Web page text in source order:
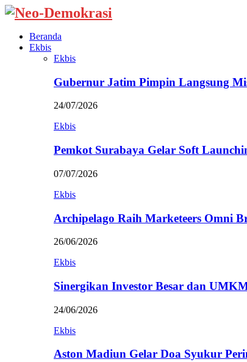
Beranda
Ekbis
Ekbis
Gubernur Jatim Pimpin Langsung
24/07/2026
Ekbis
Pemkot Surabaya Gelar Soft
07/07/2026
Ekbis
Archipelago Raih Marketeers Omni
26/06/2026
Ekbis
Sinergikan Investor Besar dan
24/06/2026
Ekbis
Aston Madiun Gelar Doa Syukur